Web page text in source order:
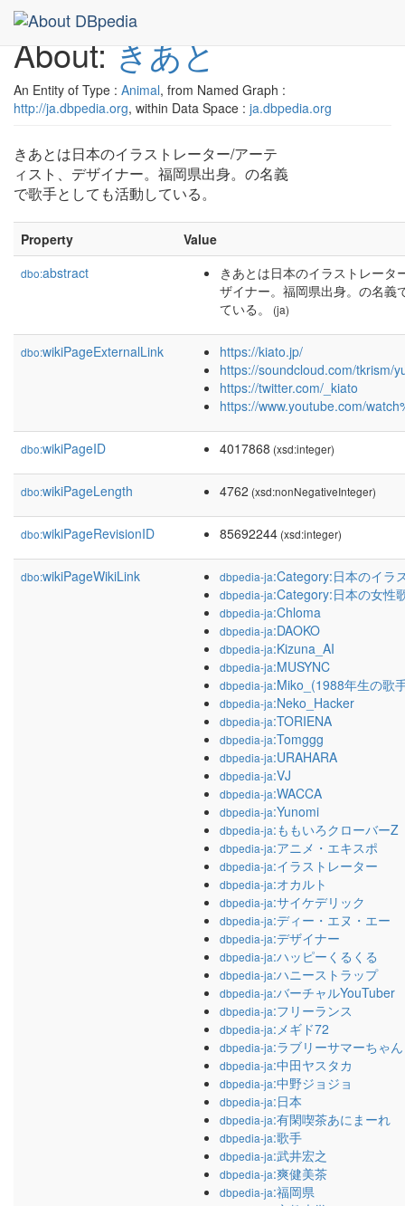
About:きあと
An Entity of Type : Animal, from Named Graph :
http://ja.dbpedia.org, within Data Space : ja.dbpedia.org
きあとは日本のイラストレーター/アーテ
ィスト、デザイナー。福岡県出身。の名義
で歌手としても活動している。
Property Value
dbo:abstract
きあとは日本のイラストレータ
ザイナー。福岡県出身。の名義
ている。
(ja)
dbo:wikiPageExternalLink
https://kiato.jp/
https://soundcloud.com/tkrism/
https://twitter.com/_kiato
https://www.youtube.com/
dbo:wikiPageID 4017868 (xsd:integer)
dbo:wikiPageLength 4762 (xsd:nonNegativeInteger)
dbo:wikiPageRevisionID 85692244 (xsd:integer)
dbo:wikiPageWikiLink dbpedia-ja:Category:日本のイラ
dbpedia-ja:Category:日本の女性
dbpedia-ja:Chloma
dbpedia-ja:DAOKO
dbpedia-ja:Kizuna_AI
dbpedia-ja:MUSYNC
dbpedia-ja:Miko_(1988年生の歌
dbpedia-ja:Neko_Hacker
dbpedia-ja:TORIENA
dbpedia-ja:Tomggg
dbpedia-ja:URAHARA
dbpedia-ja:VJ
dbpedia-ja:WACCA
dbpedia-ja:Yunomi
dbpedia-ja:ももいろクローバーZ
dbpedia-ja:アニメ・エキスポ
dbpedia-ja:イラストレーター
dbpedia-ja:オカルト
dbpedia-ja:サイケデリック
dbpedia-ja:ディー・エヌ・エー
dbpedia-ja:デザイナー
dbpedia-ja:ハッピーくるくる
dbpedia-ja:ハニーストラップ
dbpedia-ja:バーチャルYouTuber
dbpedia-ja:フリーランス
dbpedia-ja:メギド72
dbpedia-ja:ラブリーサマーちゃん
dbpedia-ja:中田ヤスタカ
dbpedia-ja:中野ジョジョ
dbpedia-ja:日本
dbpedia-ja:有閑喫茶あにまーれ
dbpedia-ja:歌手
dbpedia-ja:武井宏之
dbpedia-ja:爽健美茶
dbpedia-ja:福岡県